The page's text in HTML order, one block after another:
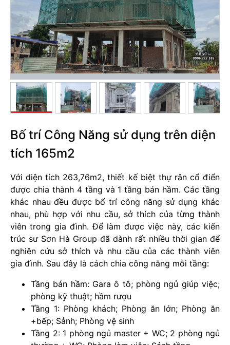
Bố trí Công Năng sử dụng trên diện
tích 165m2
Với diện tích 263,76m2, thiết kế biệt thự rân cổ điển
được chia thành 4 tầng và 1 tầng bán hầm. Các tầng
khác nhau đều được bố trí công năng sử dụng khác
nhau, phù hợp với nhu cầu, sở thích của từng thành
viên trong gia đình. Để làm được việc này, các kiến
trúc sư Sơn Hà Group đã dành rất nhiều thời gian để
nghiên cứu sở thích và nhu cầu của các thành viên
gia đình. Sau đây là cách chia công năng mỗi tầng:
Tầng bán hầm: Gara ô tô; phòng ngủ giúp việc;
phòng kỹ thuật; hầm rượu
Tầng 1: Phòng khách; Phòng ăn lớn; Phòng ăn
+bếp; Sảnh; Phòng vệ sinh
Tầng 2: 1 phòng ngủ master + WC; 2 phòng ngủ